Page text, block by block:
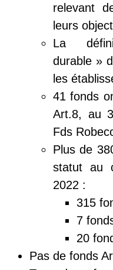
relevant
leurs
La
durable »
les
41 fonds
Art.8, au
Fds
Plus de
statut au
2022 :
315
7
20
Pas de fonds